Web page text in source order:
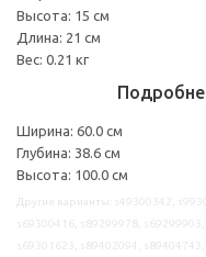
Высота: 15 см
Длина: 21 см
Вес: 0.21 кг
Ширина: 60.0 см
Глубина: 38.6 см
Высота: 100.0 см